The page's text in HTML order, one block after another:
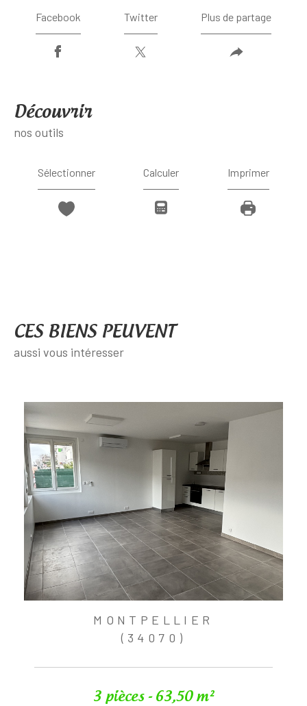
Facebook Twitter Plus de partage
découvrir
nos outils
Sélectionner Calculer Imprimer
CES BIENS PEUVENT
aussi vous intéresser
MONTPELLIER
(34070)
3 pièces - 63,50 m²